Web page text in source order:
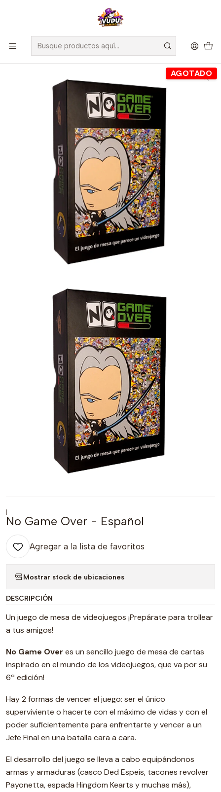
🚀 ¡Despachamos a todo Chile! Envío GRATIS a Regiones sobre
$100.000 y a RM sobre $35.000
Juegos de Mesa Familiares No Game Over - Español
AGOTADO
|
No Game Over - Español
Agregar a la lista de favoritos
Mostrar stock de ubicaciones
DESCRIPCIÓN
Un juego de mesa de videojuegos ¡Prepárate para trollear
a tus amigos!
No Game Over es un sencillo juego de mesa de cartas
inspirado en el mundo de los videojuegos, que va por su
6ª edición!
Hay 2 formas de vencer el juego: ser el único
superviviente o hacerte con el máximo de vidas y con el
poder suficientemente para enfrentarte y vencer a un
Jefe Final en una batalla cara a cara.
El desarrollo del juego se lleva a cabo equipándonos
armas y armaduras (casco Ded Espeis, tacones revolver
Payonetta, espada Hingdom Kearts y muchas más),